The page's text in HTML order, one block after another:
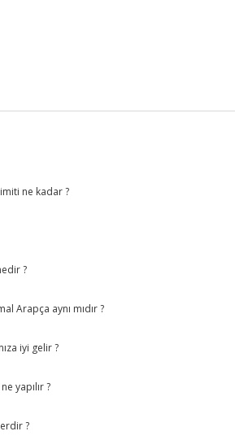
ne kadar ?
?
Arapça aynı mıdır ?
iyi gelir ?
yapılır ?
?